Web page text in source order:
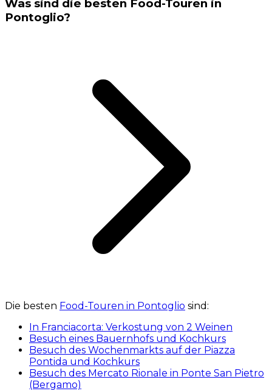
Was sind die besten Food-Touren in
Pontoglio?
Die besten Food-Touren in Pontoglio sind:
In Franciacorta: Verkostung von 2 Weinen
Besuch eines Bauernhofs und Kochkurs
Besuch des Wochenmarkts auf der Piazza
Pontida und Kochkurs
Besuch des Mercato Rionale in Ponte San Pietro
(Bergamo)